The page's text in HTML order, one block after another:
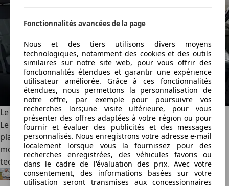
Fonctionnalités avancées de la page
Nous et des tiers utilisons divers moyens
technologiques, notamment des cookies et des outils
similaires sur notre site web, pour vous offrir des
fonctionnalités étendues et garantir une expérience
utilisateur améliorée. Grâce à ces fonctionnalités
étendues, nous permettons la personnalisation de
notre offre, par exemple pour poursuivre vos
recherches lors;une visite ultérieure, pour vous
présenter des offres adaptées à votre région ou pour
fournir et évaluer des publicités et des messages
personnalisés. Nous enregistrons votre adresse e-mail
localement lorsque vous la fournissez pour des
recherches enregistrées, des véhicules favoris ou
dans le cadre de l'évaluation des prix. Avec votre
consentement, des informations basées sur votre
utilisation seront transmises aux concessionnaires
Le Kia PV5 se décline en variante 7-places (2026)
Le Kia PV5 élargit sa gamme avec une inédite version 7-
places. Le monospace coréen électrique gagne en
modularité sans renoncer à son autonomie ni à ses
technologies.
Félix Bouland·06/08/2026·2 min lu